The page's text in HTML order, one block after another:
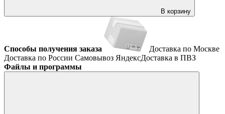
В корзину
Способы получения заказа
Доставка по Москве
Доставка по России Самовывоз ЯндексДоставка в ПВЗ
Файлы и программы